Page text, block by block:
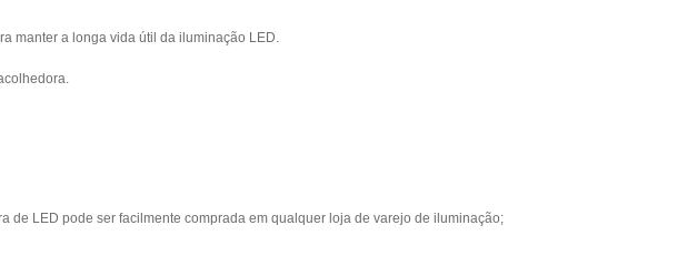
manter a longa vida útil da iluminação LED.
de LED pode ser facilmente comprada em qualquer loja de varejo de iluminação;